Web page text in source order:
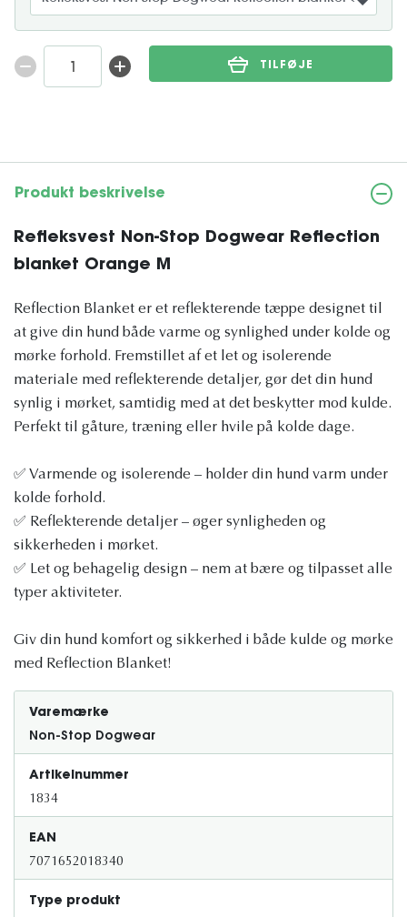
TILFØJE
Produkt beskrivelse
Refleksvest Non-Stop Dogwear Reflection
blanket Orange M
Reflection Blanket er et reflekterende tæppe designet til
at give din hund både varme og synlighed under kolde og
mørke forhold. Fremstillet af et let og isolerende
materiale med reflekterende detaljer, gør det din hund
synlig i mørket, samtidig med at det beskytter mod kulde.
Perfekt til gåture, træning eller hvile på kolde dage.
✅ Varmende og isolerende – holder din hund varm under
kolde forhold.
✅ Reflekterende detaljer – øger synligheden og
sikkerheden i mørket.
✅ Let og behagelig design – nem at bære og tilpasset alle
typer aktiviteter.
Giv din hund komfort og sikkerhed i både kulde og mørke
med Reflection Blanket!
Varemærke
Non-Stop Dogwear
Artikelnummer
1834
EAN
7071652018340
Type produkt